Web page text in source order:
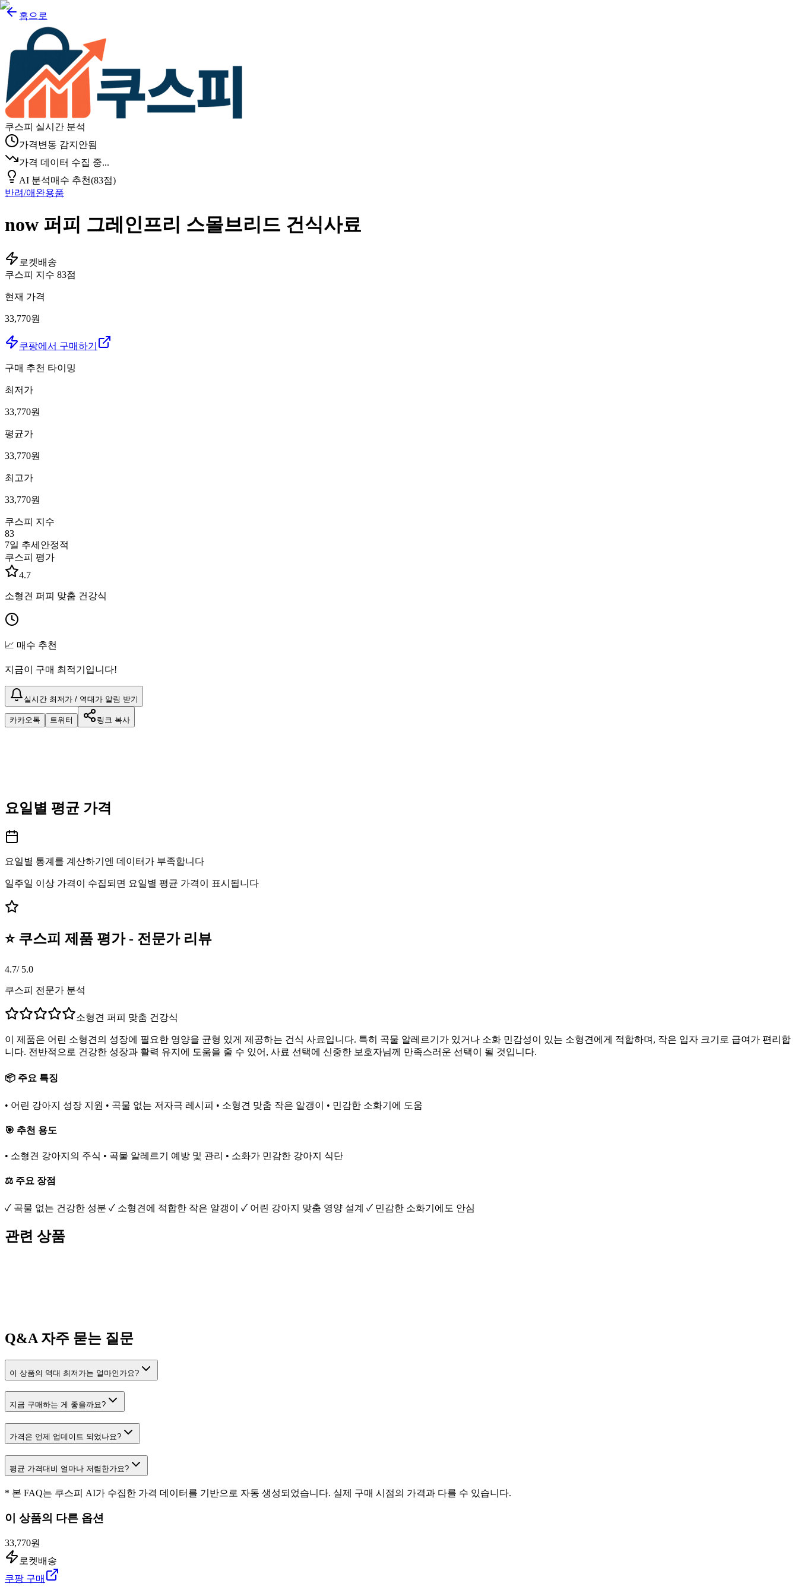
홈으로
쿠스피 실시간 분석
가격변동 감지안됨
가격 데이터 수집 중...
AI 분석매수 추천(83점)
반려/애완용품
now 퍼피 그레인프리 스몰브리드 건식사료
로켓배송
쿠스피 지수 83점
현재 가격
33,770원
쿠팡에서 구매하기
구매 추천 타이밍
최저가
33,770원
평균가
33,770원
최고가
33,770원
쿠스피 지수
83
7일 추세 안정적
쿠스피 평가
4.7
소형견 퍼피 맞춤 건강식
📈 매수 추천
지금이 구매 최적기입니다!
실시간 최저가 / 역대가 알림 받기
카카오톡 트위터 링크 복사
요일별 평균 가격
요일별 통계를 계산하기엔 데이터가 부족합니다
일주일 이상 가격이 수집되면 요일별 평균 가격이 표시됩니다
⭐ 쿠스피 제품 평가 - 전문가 리뷰
4.7/ 5.0
쿠스피 전문가 분석
소형견 퍼피 맞춤 건강식
이 제품은 어린 소형견의 성장에 필요한 영양을 균형 있게 제공하는 건식 사료입니다. 특히 곡물 알레르기가 있거나 소화 민감성이 있는 소형견에게 적합하며, 작은 입자 크기로 급여가 편리합
니다. 전반적으로 건강한 성장과 활력 유지에 도움을 줄 수 있어, 사료 선택에 신중한 보호자님께 만족스러운 선택이 될 것입니다.
📦 주요 특징
• 어린 강아지 성장 지원 • 곡물 없는 저자극 레시피 • 소형견 맞춤 작은 알갱이 • 민감한 소화기에 도움
🎯 추천 용도
• 소형견 강아지의 주식 • 곡물 알레르기 예방 및 관리 • 소화가 민감한 강아지 식단
⚖️ 주요 장점
✓ 곡물 없는 건강한 성분 ✓ 소형견에 적합한 작은 알갱이 ✓ 어린 강아지 맞춤 영양 설계 ✓ 민감한 소화기에도 안심
관련 상품
Q&A 자주 묻는 질문
이 상품의 역대 최저가는 얼마인가요?
지금 구매하는 게 좋을까요?
가격은 언제 업데이트 되었나요?
평균 가격대비 얼마나 저렴한가요?
* 본 FAQ는 쿠스피 AI가 수집한 가격 데이터를 기반으로 자동 생성되었습니다. 실제 구매 시점의 가격과 다를 수 있습니다.
이 상품의 다른 옵션
33,770원
로켓배송
쿠팡 구매